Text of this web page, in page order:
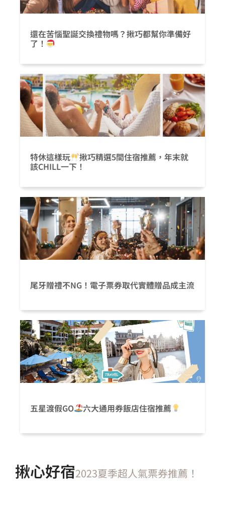
還在苦惱聖誕交換禮物嗎？揪巧都幫你準備好
了！
特休這樣玩 揪巧精選5間住宿推薦，年末就
該CHILL一下！
尾牙贈禮不NG！電子票券取代實體贈品成主流
五星渡假GO 六大通用券飯店住宿推薦
揪心好宿2023夏季超人氣票券推薦！